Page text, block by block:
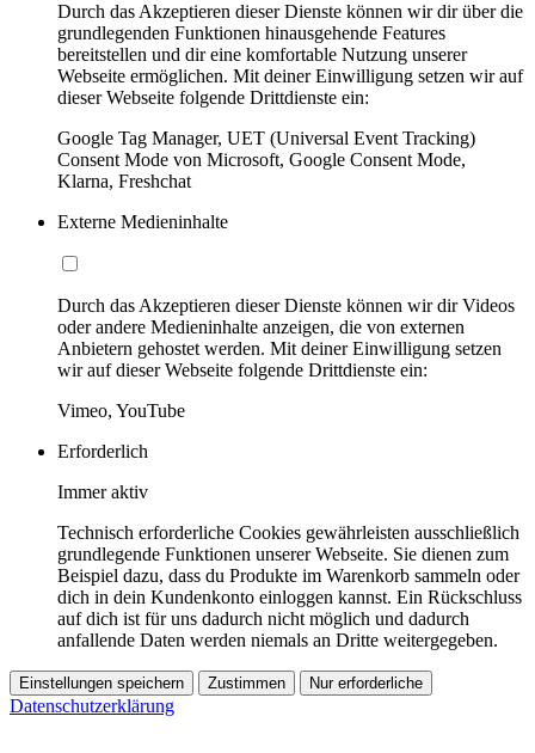
Durch das Akzeptieren dieser Dienste können wir dir über die
grundlegenden Funktionen hinausgehende Features
bereitstellen und dir eine komfortable Nutzung unserer
Webseite ermöglichen. Mit deiner Einwilligung setzen wir auf
dieser Webseite folgende Drittdienste ein:
Google Tag Manager, UET (Universal Event Tracking)
Consent Mode von Microsoft, Google Consent Mode,
Klarna, Freshchat
Externe Medieninhalte
Durch das Akzeptieren dieser Dienste können wir dir Videos
oder andere Medieninhalte anzeigen, die von externen
Anbietern gehostet werden. Mit deiner Einwilligung setzen
wir auf dieser Webseite folgende Drittdienste ein:
Vimeo, YouTube
Erforderlich
Immer aktiv
Technisch erforderliche Cookies gewährleisten ausschließlich
grundlegende Funktionen unserer Webseite. Sie dienen zum
Beispiel dazu, dass du Produkte im Warenkorb sammeln oder
dich in dein Kundenkonto einloggen kannst. Ein Rückschluss
auf dich ist für uns dadurch nicht möglich und dadurch
anfallende Daten werden niemals an Dritte weitergegeben.
Einstellungen speichern Zustimmen Nur erforderliche
Datenschutzerklärung